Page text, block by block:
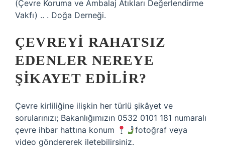
(Çevre Koruma ve Ambalaj Atıkları Değerlendirme
Vakfı) .. . Doğa Derneği.
ÇEVREYI RAHATSIZ
EDENLER NEREYE
ŞIKAYET EDILIR?
Çevre kirliliğine ilişkin her türlü şikâyet ve
sorularınızı; Bakanlığımızın 0532 0101 181 numaralı
çevre ihbar hattına konum
fotoğraf veya
video göndererek iletebilirsiniz.